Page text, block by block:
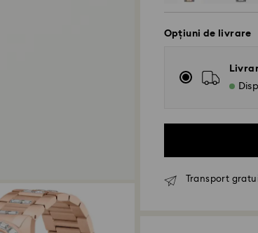
Opțiuni de livrare
Transport